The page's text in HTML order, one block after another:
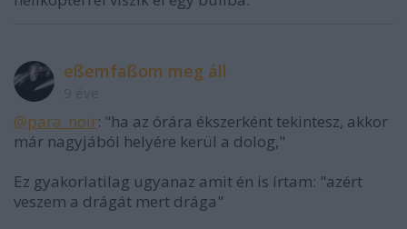
eßemfaßom meg áll
@para_noir: "ha az órára ékszerként tekintesz, akkor
már nagyjából helyére kerül a dolog,"
Ez gyakorlatilag ugyanaz amit én is írtam: "azért
veszem a drágát mert drága"